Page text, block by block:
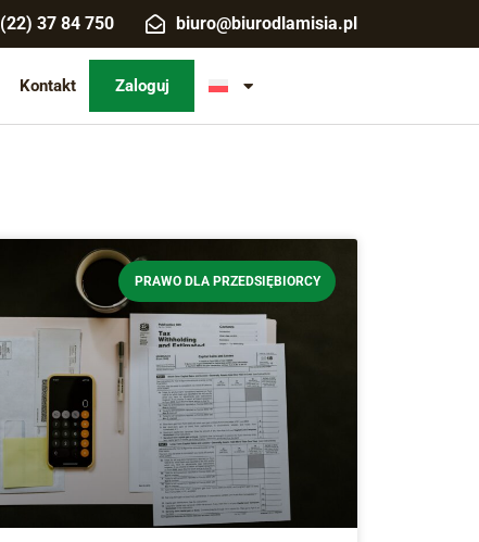
(22) 37 84 750 biuro@biurodlamisia.pl
Kontakt Zaloguj
PRAWO DLA PRZEDSIĘBIORCY